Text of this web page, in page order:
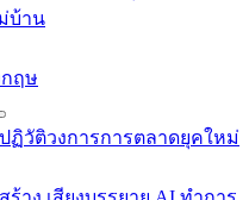
บ้าน
ฤษ
ฏิวัติวงการการตลาดยุคใหม่